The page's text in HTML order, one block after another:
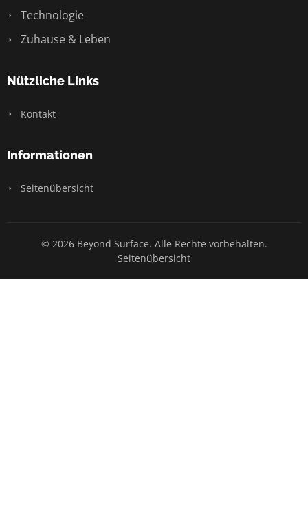
Technologie
Zuhause & Leben
Nützliche Links
Kontakt
Informationen
Seitenübersicht
© 2026 Beyond Surface. Alle Rechte vorbehalten.
Seitenübersicht